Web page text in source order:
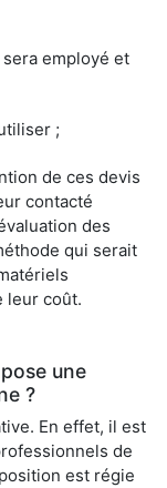
employé et
;
de ces devis
contacté
des
qui serait
leur coût.
une
?
En effet, il est
de
est régie